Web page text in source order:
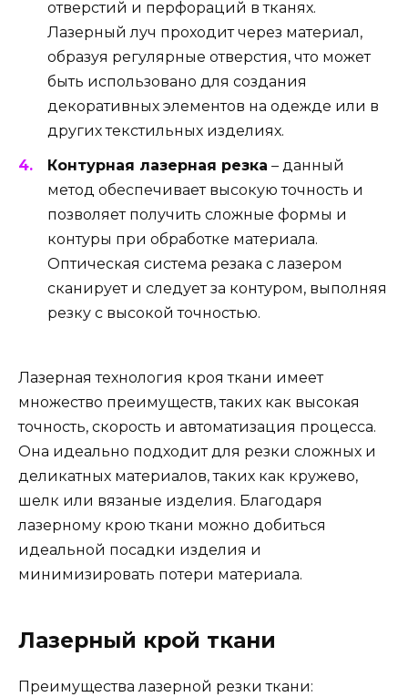
отверстий и перфораций в тканях.
Лазерный луч проходит через материал,
образуя регулярные отверстия, что может
быть использовано для создания
декоративных элементов на одежде или в
других текстильных изделиях.
Контурная лазерная резка – данный
метод обеспечивает высокую точность и
позволяет получить сложные формы и
контуры при обработке материала.
Оптическая система резака с лазером
сканирует и следует за контуром, выполняя
резку с высокой точностью.
Лазерная технология кроя ткани имеет
множество преимуществ, таких как высокая
точность, скорость и автоматизация процесса.
Она идеально подходит для резки сложных и
деликатных материалов, таких как кружево,
шелк или вязаные изделия. Благодаря
лазерному крою ткани можно добиться
идеальной посадки изделия и
минимизировать потери материала.
Лазерный крой ткани
Преимущества лазерной резки ткани: